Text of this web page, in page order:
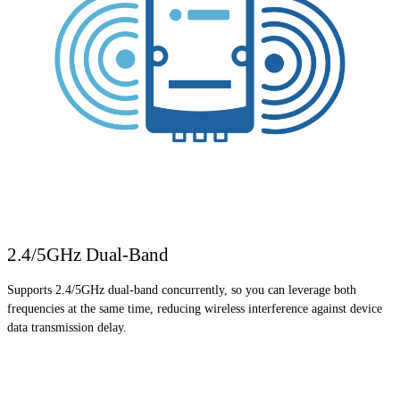
2.4/5GHz Dual-Band
Supports 2.4/5GHz dual-band concurrently, so you can leverage both
frequencies at the same time, reducing wireless interference against device
data transmission delay.